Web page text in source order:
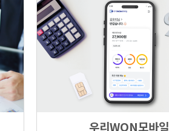
우리WON모바일